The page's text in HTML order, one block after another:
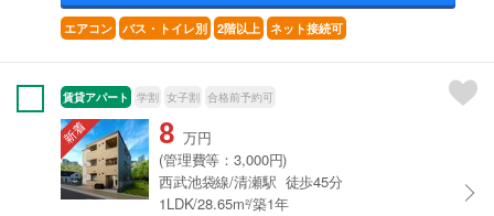
エアコン バス・トイレ別 2階以上 ネット接続可
賃貸アパート 学割 女子割 合格前予約可
8 万円
(管理費等：3,000円)
西武池袋線/清瀬駅 徒歩45分
1LDK/28.65m²/築1年